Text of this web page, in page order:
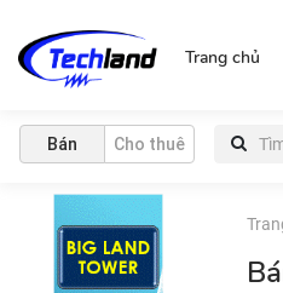
Trang chủ
Bán Cho thuê